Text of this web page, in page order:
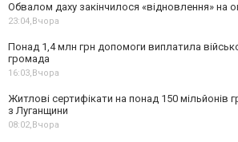
Обвалом даху закінчилося «відновлення» на
23:04, Вчора
Понад 1,4 млн грн допомоги виплатила
громада
16:03, Вчора
Житлові сертифікати на понад 150 мільйонів
з Луганщини
08:02, Вчора